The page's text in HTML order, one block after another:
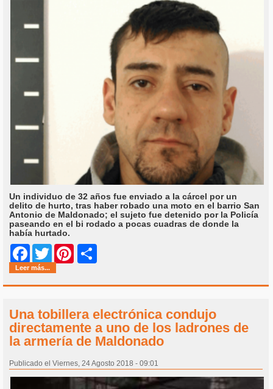
Un individuo de 32 años fue enviado a la cárcel por un
delito de hurto, tras haber robado una moto en el barrio San
Antonio de Maldonado; el sujeto fue detenido por la Policía
paseando en el bi rodado a pocas cuadras de donde la
había hurtado.
Facebook
Twitter Pinterest
Leer más...
Una tobillera electrónica condujo
directamente a uno de los ladrones de
la armería de Maldonado
Publicado el Viernes, 24 Agosto 2018 - 09:01